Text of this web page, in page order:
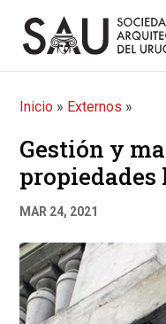
Inicio » Externos »
Gestión y
MAR 24, 2021